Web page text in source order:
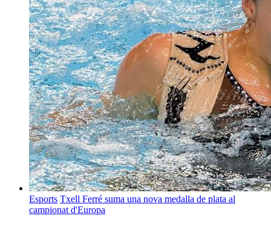
Esports Txell Ferré suma una nova medalla de plata al
campionat d'Europa